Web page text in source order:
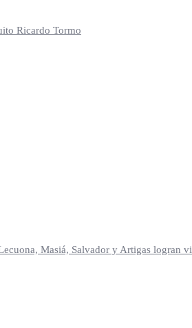
Ricardo Tormo
Masiá, Salvador y Artigas logran